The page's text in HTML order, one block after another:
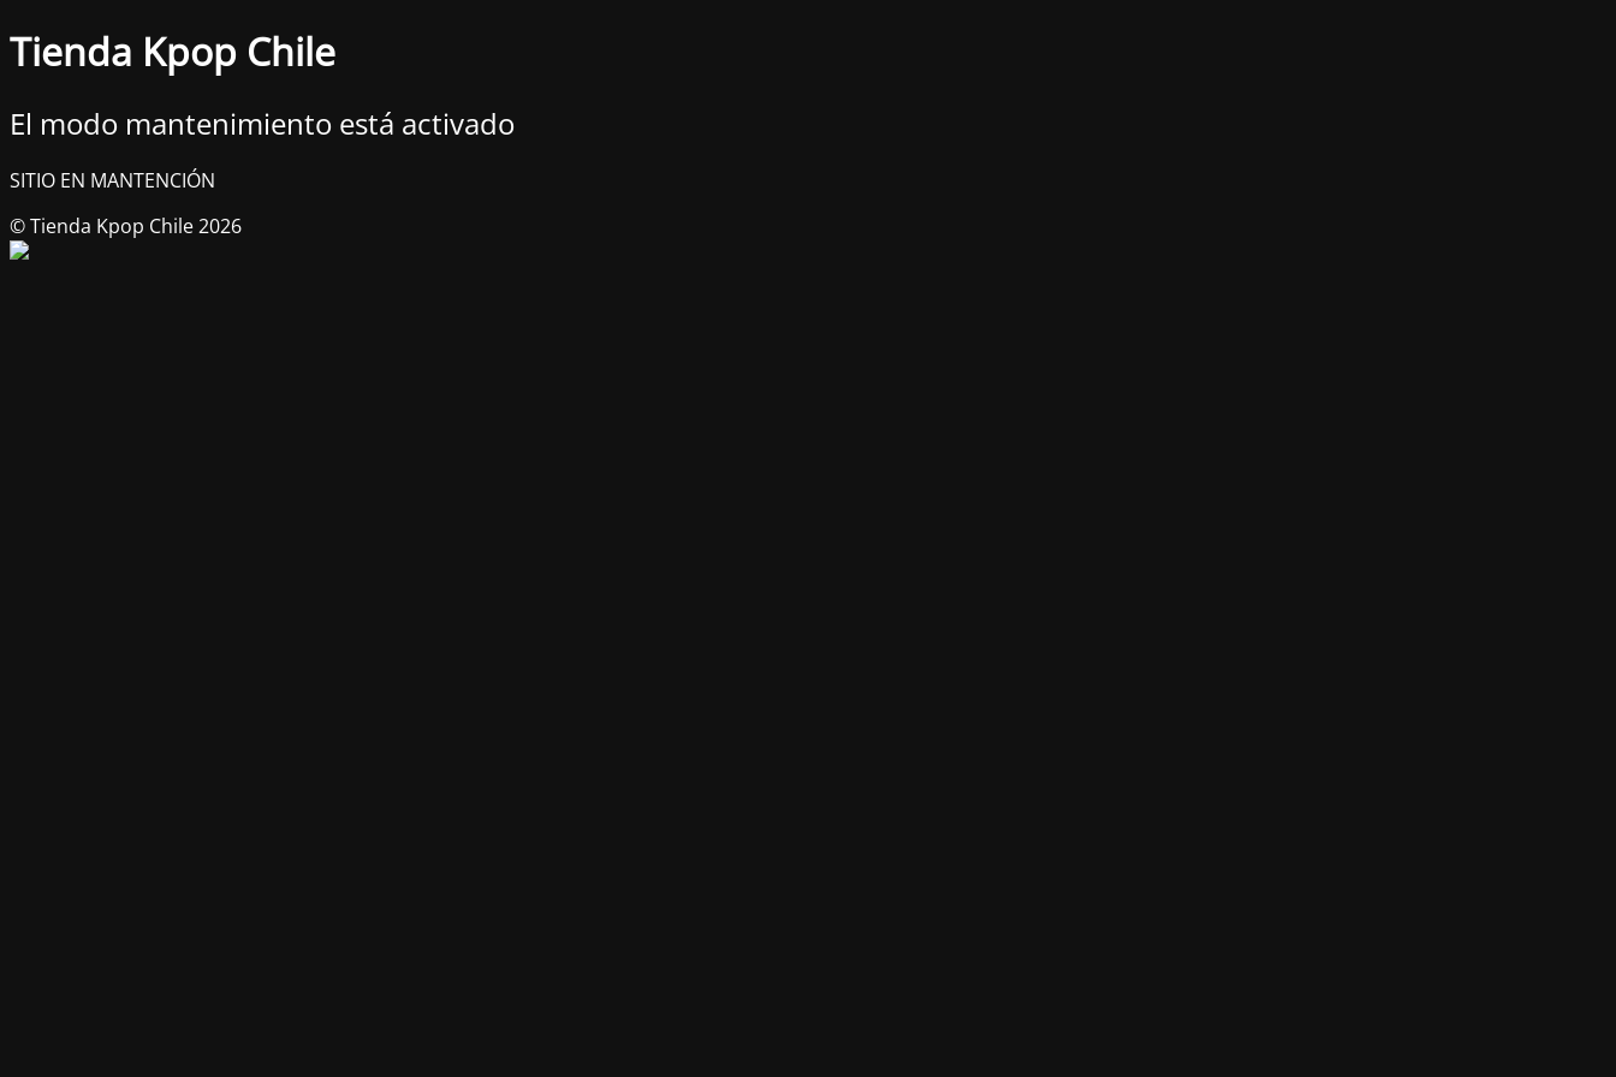
Tienda Kpop Chile
El modo mantenimiento está activado
SITIO EN MANTENCIÓN
© Tienda Kpop Chile 2026